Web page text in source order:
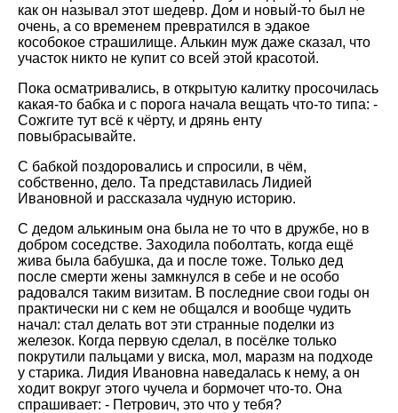
как он называл этот шедевр. Дом и новый-то был не
очень, а со временем превратился в эдакое
кособокое страшилище. Алькин муж даже сказал, что
участок никто не купит со всей этой красотой.
Пока осматривались, в открытую калитку просочилась
какая-то бабка и с порога начала вещать что-то типа: -
Сожгите тут всё к чёрту, и дрянь енту
повыбрасывайте.
С бабкой поздоровались и спросили, в чём,
собственно, дело. Та представилась Лидией
Ивановной и рассказала чудную историю.
С дедом алькиным она была не то что в дружбе, но в
добром соседстве. Заходила поболтать, когда ещё
жива была бабушка, да и после тоже. Только дед
после смерти жены замкнулся в себе и не особо
радовался таким визитам. В последние свои годы он
практически ни с кем не общался и вообще чудить
начал: стал делать вот эти странные поделки из
железок. Когда первую сделал, в посёлке только
покрутили пальцами у виска, мол, маразм на подходе
у старика. Лидия Ивановна наведалась к нему, а он
ходит вокруг этого чучела и бормочет что-то. Она
спрашивает: - Петрович, это что у тебя?